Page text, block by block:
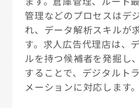
管理などのプロセスはデ
れ、データ解析スキルが
す。求人広告代理店は、
ルを持つ候補者を発掘し
することで、デジタルト
メーションに対応します。